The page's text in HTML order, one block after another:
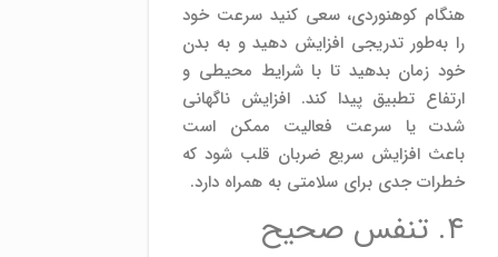
هنگام کوهنوردی، سعی کنید سرعت خود
را به‌طور تدریجی افزایش دهید و به بدن
خود زمان بدهید تا با شرایط محیطی و
ارتفاع تطبیق پیدا کند. افزایش ناگهانی
شدت یا سرعت فعالیت ممکن است
باعث افزایش سریع ضربان قلب شود که
خطرات جدی برای سلامتی به همراه دارد.
۴. تنفس صحیح